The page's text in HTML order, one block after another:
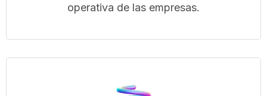
operativa de las empresas.